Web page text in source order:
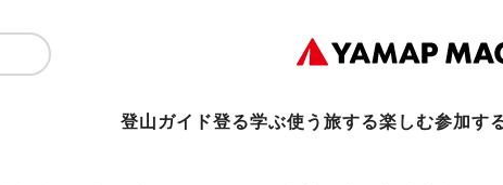
登山ガイド登る学ぶ使う旅する楽しむ参加す